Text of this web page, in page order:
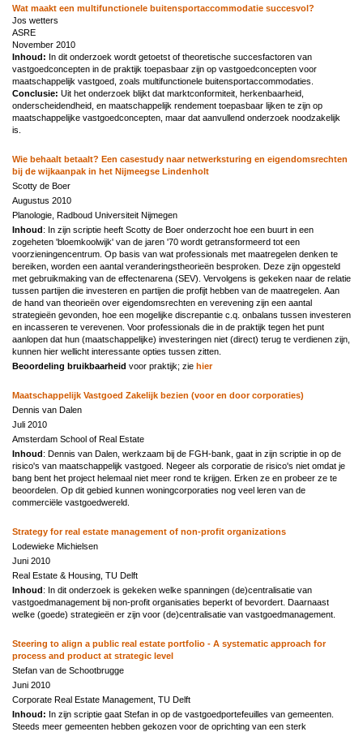
Wat maakt een multifunctionele buitensportaccommodatie succesvol?
Jos wetters
ASRE
November 2010
Inhoud: In dit onderzoek wordt getoetst of theoretische succesfactoren van
vastgoedconcepten in de praktijk toepasbaar zijn op vastgoedconcepten voor
maatschappelijk vastgoed, zoals multifunctionele buitensportaccommodaties.
Conclusie: Uit het onderzoek blijkt dat marktconformiteit, herkenbaarheid,
onderscheidendheid, en maatschappelijk rendement toepasbaar lijken te zijn op
maatschappelijke vastgoedconcepten, maar dat aanvullend onderzoek noodzakelijk
is.
Wie behaalt betaalt? Een casestudy naar netwerksturing en eigendomsrechten
bij de wijkaanpak in het Nijmeegse Lindenholt
Scotty de Boer
Augustus 2010
Planologie, Radboud Universiteit Nijmegen
Inhoud: In zijn scriptie heeft Scotty de Boer onderzocht hoe een buurt in een
zogeheten 'bloemkoolwijk' van de jaren '70 wordt getransformeerd tot een
voorzieningencentrum. Op basis van wat professionals met maatregelen denken te
bereiken, worden een aantal veranderingstheorieën besproken. Deze zijn opgesteld
met gebruikmaking van de effectenarena (SEV). Vervolgens is gekeken naar de relatie
tussen partijen die investeren en partijen die profijt hebben van de maatregelen. Aan
de hand van theorieën over eigendomsrechten en verevening zijn een aantal
strategieën gevonden, hoe een mogelijke discrepantie c.q. onbalans tussen investeren
en incasseren te verevenen. Voor professionals die in de praktijk tegen het punt
aanlopen dat hun (maatschappelijke) investeringen niet (direct) terug te verdienen zijn,
kunnen hier wellicht interessante opties tussen zitten.
Beoordeling bruikbaarheid voor praktijk; zie hier
Maatschappelijk Vastgoed Zakelijk bezien (voor en door corporaties)
Dennis van Dalen
Juli 2010
Amsterdam School of Real Estate
Inhoud: Dennis van Dalen, werkzaam bij de FGH-bank, gaat in zijn scriptie in op de
risico's van maatschappelijk vastgoed. Negeer als corporatie de risico's niet omdat je
bang bent het project helemaal niet meer rond te krijgen. Erken ze en probeer ze te
beoordelen. Op dit gebied kunnen woningcorporaties nog veel leren van de
commerciële vastgoedwereld.
Strategy for real estate management of non-profit organizations
Lodewieke Michielsen
Juni 2010
Real Estate & Housing, TU Delft
Inhoud: In dit onderzoek is gekeken welke spanningen (de)centralisatie van
vastgoedmanagement bij non-profit organisaties beperkt of bevordert. Daarnaast
welke (goede) strategieën er zijn voor (de)centralisatie van vastgoedmanagement.
Steering to align a public real estate portfolio - A systematic approach for
process and product at strategic level
Stefan van de Schootbrugge
Juni 2010
Corporate Real Estate Management, TU Delft
Inhoud: In zijn scriptie gaat Stefan in op de vastgoedportefeuilles van gemeenten.
Steeds meer gemeenten hebben gekozen voor de oprichting van een sterk